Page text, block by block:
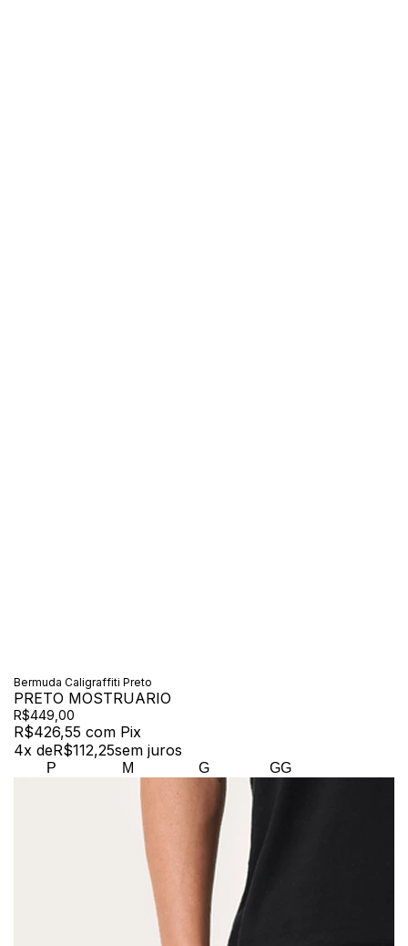
Bermuda Caligraffiti Preto
PRETO MOSTRUARIO
R$449,00
R$426,55 com Pix
4x deR$112,25sem juros
P M G GG